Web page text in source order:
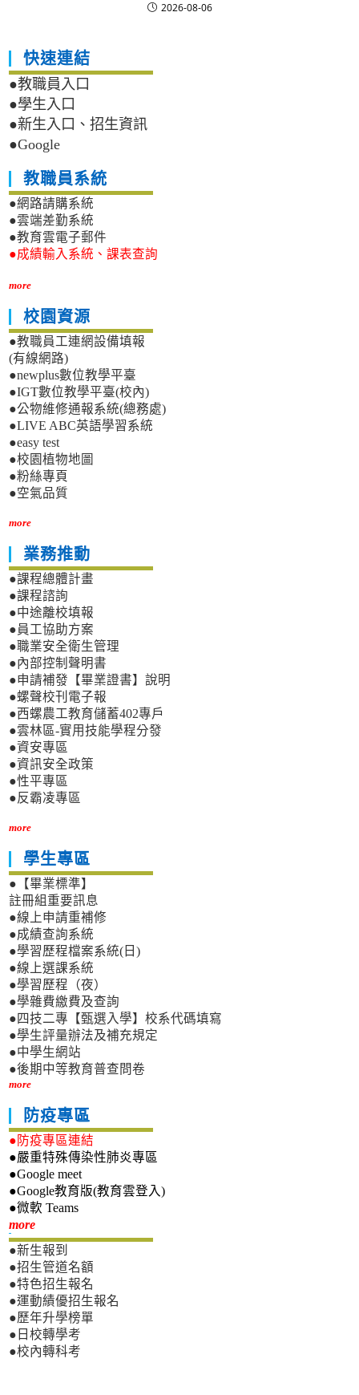
2026-08-06
快速連結
●教職員入口
●學生入口
●新生入口、招生資訊
●Google
教職員系統
●網路請購系統
●雲端差勤系統
●教育雲電子郵件
●成績輸入系統、課表查詢
more
校園資源
●教職員工連網設備填報
(有線網路)
●newplus數位教學平臺
●IGT數位教學平臺(校內)
●公物維修通報系統(總務處)
●LIVE ABC英語學習系統
●easy test
●校園植物地圖
●粉絲專頁
●空氣品質
more
業務推動
●課程總體計畫
●課程諮詢
●中途離校填報
●員工協助方案
●職業安全衛生管理
●內部控制聲明書
●申請補發【畢業證書】說明
●螺聲校刊電子報
●西螺農工教育儲蓄402專戶
●雲林區-實用技能學程分發
●資安專區
●資訊安全政策
●性平專區
●反霸凌專區
more
學生專區
●【畢業標準】
註冊組重要訊息
●線上申請重補修
●成績查詢系統
●學習歷程檔案系統(日)
●線上選課系統
●學習歷程（夜）
●學雜費繳費及查詢
●四技二專【甄選入學】校系代碼填寫
●學生評量辦法及補充規定
●中學生網站
●後期中等教育普查問卷
more
防疫專區
●防疫專區連結
●嚴重特殊傳染性肺炎專區
●Google meet
●Google教育版(教育雲登入)
●微軟 Teams
more新生專區
●新生報到
●招生管道名額
●特色招生報名
●運動績優招生報名
●歷年升學榜單
●日校轉學考
●校內轉科考